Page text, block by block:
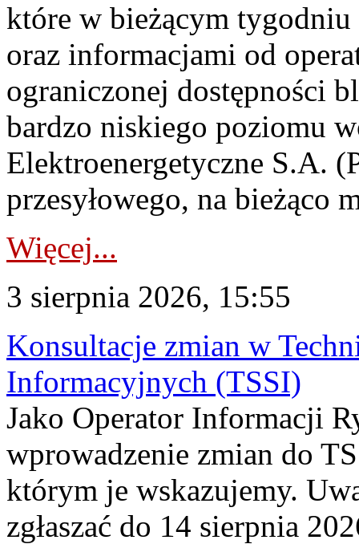
które w bieżącym tygodniu
oraz informacjami od
ograniczonej dostępności
bardzo niskiego poziomu
Elektroenergetyczne S.A.
przesyłowego, na bieżąco
Więcej...
3 sierpnia 2026, 15:55
Konsultacje zmian w
Informacyjnych (TSSI)
Jako Operator Informacji
wprowadzenie zmian do
którym je wskazujemy.
zgłaszać do 14 sierpnia